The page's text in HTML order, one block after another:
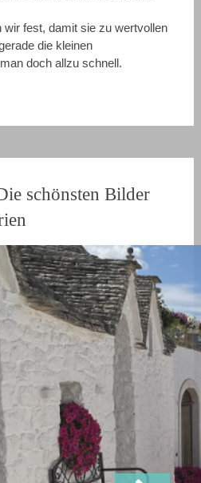
wir fest, damit sie zu wertvollen
die kleinen
doch allzu schnell.
schönsten Bilder